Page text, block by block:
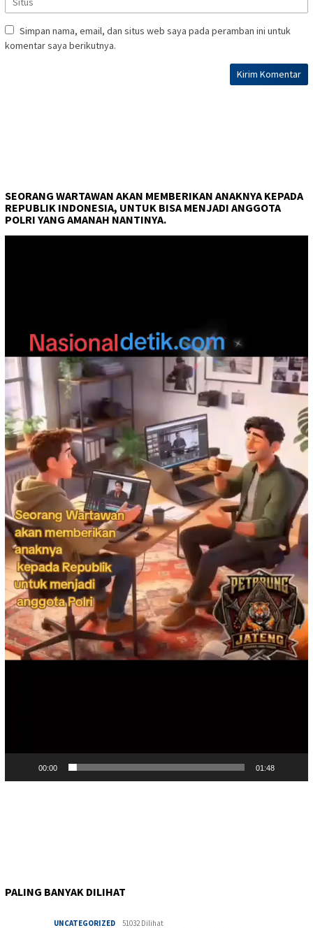
Simpan nama, email, dan situs web saya pada peramban ini untuk
komentar saya berikutnya.
SEORANG WARTAWAN AKAN MEMBERIKAN ANAKNYA KEPADA
REPUBLIK INDONESIA, UNTUK BISA MENJADI ANGGOTA
POLRI YANG AMANAH NANTINYA.
00:00 01:48
PALING BANYAK DILIHAT
UNCATEGORIZED 51032 Dilihat